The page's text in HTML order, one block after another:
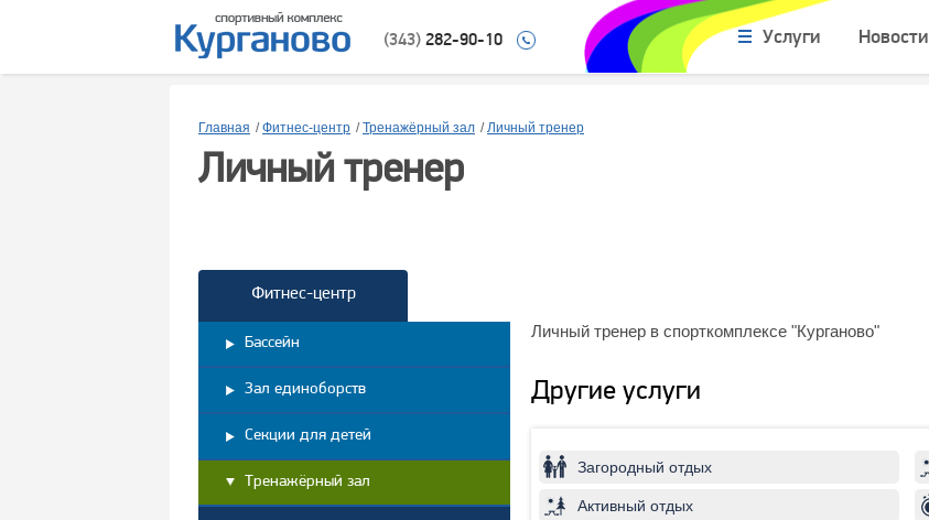
(343) 282-90-10 Услуги Новости
Главная /Фитнес-центр /Тренажёрный зал /Личный тренер
Личный тренер
Фитнес-центр
Бассейн
Зал единоборств
Секции для детей
Тренажёрный зал
Личный тренер в спорткомплексе "Курганово"
Другие услуги
Загородный отдых
Активный отдых